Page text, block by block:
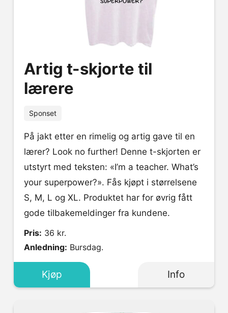
Artig t-skjorte til
lærere
Sponset
På jakt etter en rimelig og artig gave til en
lærer? Look no further! Denne t-skjorten er
utstyrt med teksten: «I’m a teacher. What’s
your superpower?». Fås kjøpt i størrelsene
S, M, L og XL. Produktet har for øvrig fått
gode tilbakemeldinger fra kundene.
Pris: 36 kr.
Anledning: Bursdag.
Info
Kjøp